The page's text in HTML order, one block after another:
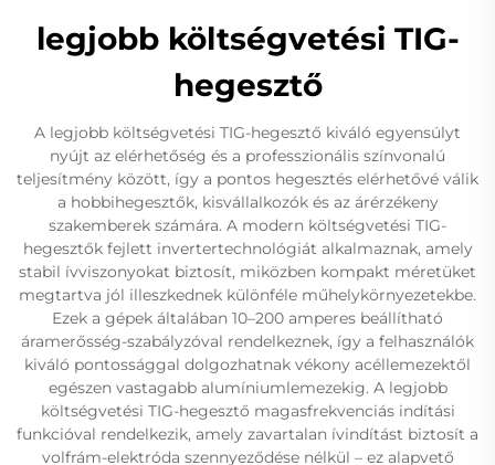
legjobb költségvetési TIG-
hegesztő
A legjobb költségvetési TIG-hegesztő kiváló egyensúlyt
nyújt az elérhetőség és a professzionális színvonalú
teljesítmény között, így a pontos hegesztés elérhetővé válik
a hobbihegesztők, kisvállalkozók és az árérzékeny
szakemberek számára. A modern költségvetési TIG-
hegesztők fejlett invertertechnológiát alkalmaznak, amely
stabil ívviszonyokat biztosít, miközben kompakt méretüket
megtartva jól illeszkednek különféle műhelykörnyezetekbe.
Ezek a gépek általában 10–200 amperes beállítható
áramerősség-szabályzóval rendelkeznek, így a felhasználók
kiváló pontossággal dolgozhatnak vékony acéllemezektől
egészen vastagabb alumíniumlemezekig. A legjobb
költségvetési TIG-hegesztő magasfrekvenciás indítási
funkcióval rendelkezik, amely zavartalan ívindítást biztosít a
volfrám-elektróda szennyeződése nélkül – ez alapvető